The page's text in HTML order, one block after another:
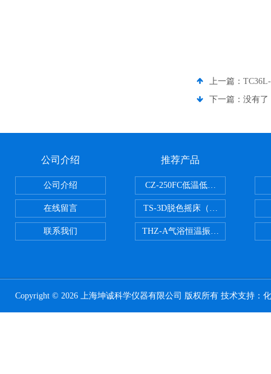
上一篇：
下一篇：没有了
公司介绍
公司介绍
在线留言
联系我们
推荐产品
CZ-250FC低温低湿种子储藏柜
TS-3D脱色摇床（三维运动）
THZ-A气浴恒温振荡器
Copyright © 2026 上海坤诚科学仪器有限公司 版权所有 技术支持：